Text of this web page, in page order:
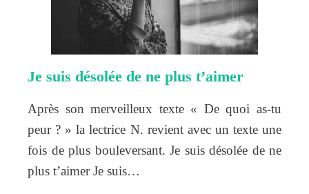
Je suis désolée de ne plus t’aimer
Après son merveilleux texte « De quoi as-tu
peur ? » la lectrice N. revient avec un texte une
fois de plus bouleversant. Je suis désolée de ne
plus t’aimer Je suis…